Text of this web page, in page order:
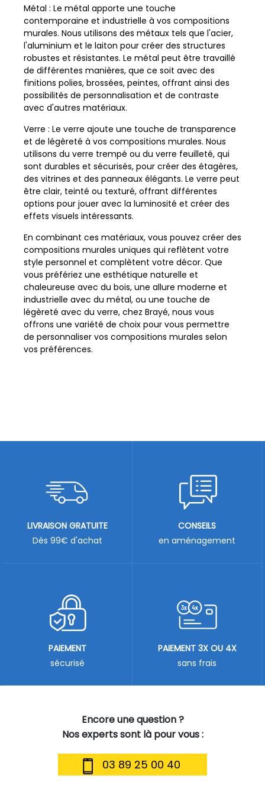
Métal : Le métal apporte une touche
contemporaine et industrielle à vos compositions
murales. Nous utilisons des métaux tels que l'acier,
l'aluminium et le laiton pour créer des structures
robustes et résistantes. Le métal peut être travaillé
de différentes manières, que ce soit avec des
finitions polies, brossées, peintes, offrant ainsi des
possibilités de personnalisation et de contraste
avec d'autres matériaux.
Verre : Le verre ajoute une touche de transparence
et de légèreté à vos compositions murales. Nous
utilisons du verre trempé ou du verre feuilleté, qui
sont durables et sécurisés, pour créer des étagères,
des vitrines et des panneaux élégants. Le verre peut
être clair, teinté ou texturé, offrant différentes
options pour jouer avec la luminosité et créer des
effets visuels intéressants.
En combinant ces matériaux, vous pouvez créer des
compositions murales uniques qui reflètent votre
style personnel et complètent votre décor. Que
vous préfériez une esthétique naturelle et
chaleureuse avec du bois, une allure moderne et
industrielle avec du métal, ou une touche de
légèreté avec du verre, chez Brayé, nous vous
offrons une variété de choix pour vous permettre
de personnaliser vos compositions murales selon
vos préférences.
Encore une question ?
Nos experts sont là pour vous :
03 89 25 00 40
LIVRAISON GRATUITE
Dès 99€ d'achat
CONSEILS
en aménagement
PAIEMENT
sécurisé
PAIEMENT 3X OU 4X
sans frais